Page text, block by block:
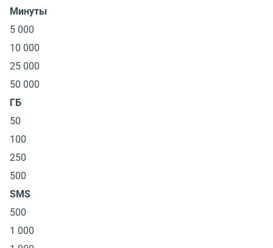
Минуты
5 000
10 000
25 000
50 000
ГБ
50
100
250
500
SMS
500
1 000